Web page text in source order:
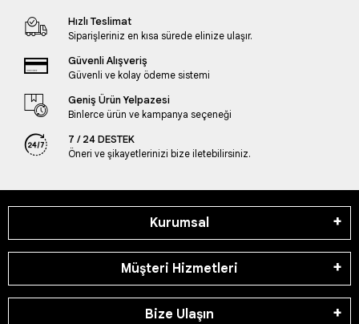
Hızlı Teslimat
Siparişleriniz en kısa sürede elinize ulaşır.
Güvenli Alışveriş
Güvenli ve kolay ödeme sistemi
Geniş Ürün Yelpazesi
Binlerce ürün ve kampanya seçeneği
7 / 24 DESTEK
Öneri ve şikayetlerinizi bize iletebilirsiniz.
Kurumsal
Müşteri Hizmetleri
Bize Ulaşın